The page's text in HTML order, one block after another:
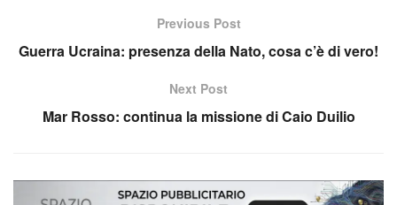
Previous Post
Guerra Ucraina: presenza della Nato, cosa c’è di vero!
Next Post
Mar Rosso: continua la missione di Caio Duilio